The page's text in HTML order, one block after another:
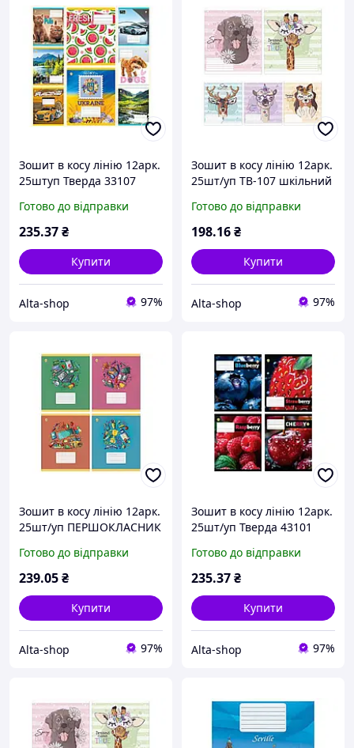
Зошит в косу лінію 12арк.
25штуп Тверда 33107
Готово до відправки
235.37₴
Купити
Alta-shop 97%
Зошит в косу лінію 12арк.
25шт/уп ТВ-107 шкiльний
Готово до відправки
198.16₴
Купити
Alta-shop 97%
Зошит в косу лінію 12арк.
25шт/уп ПЕРШОКЛАСНИК
70гр/м2, обкладинка
200гр/м2) ТМ ТЕТРАДА
Готово до відправки
239.05₴
Купити
Alta-shop 97%
Зошит в косу лінію 12арк.
25шт/уп Тверда 43101
Готово до відправки
235.37₴
Купити
Alta-shop 97%